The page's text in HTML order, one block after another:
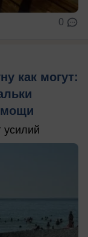
0
как могут:
усилий